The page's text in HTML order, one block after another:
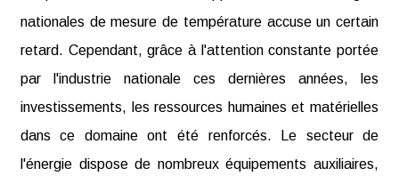
nationales de mesure de température accuse un certain
retard. Cependant, grâce à l'attention constante portée
par l'industrie nationale ces dernières années, les
investissements, les ressources humaines et matérielles
dans ce domaine ont été renforcés. Le secteur de
l'énergie dispose de nombreux équipements auxiliaires,